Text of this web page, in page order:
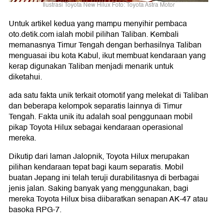
Ilustrasi Toyota New Hilux Foto: Toyota Astra Motor
Untuk artikel kedua yang mampu menyihir pembaca
oto.detik.com ialah mobil pilihan Taliban. Kembali
memanasnya Timur Tengah dengan berhasilnya Taliban
menguasai ibu kota Kabul, ikut membuat kendaraan yang
kerap digunakan Taliban menjadi menarik untuk
diketahui.
ada satu fakta unik terkait otomotif yang melekat di Taliban
dan beberapa kelompok separatis lainnya di Timur
Tengah. Fakta unik itu adalah soal penggunaan mobil
pikap Toyota Hilux sebagai kendaraan operasional
mereka.
Dikutip dari laman Jalopnik, Toyota Hilux merupakan
pilihan kendaraan tepat bagi kaum separatis. Mobil
buatan Jepang ini telah teruji durabilitasnya di berbagai
jenis jalan. Saking banyak yang menggunakan, bagi
mereka Toyota Hilux bisa diibaratkan senapan AK-47 atau
basoka RPG-7.